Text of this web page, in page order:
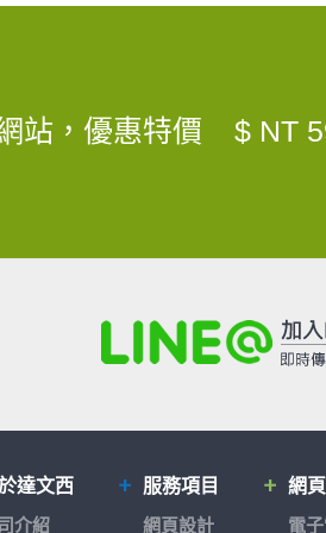
站，優惠特價 $ NT
達文西
介紹
服務項目
網頁設計
網
電